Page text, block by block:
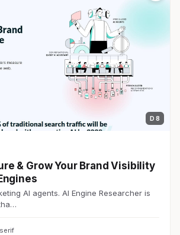
D 8
& Grow Your Brand Visibility
AI agents. AI Engine Researcher is